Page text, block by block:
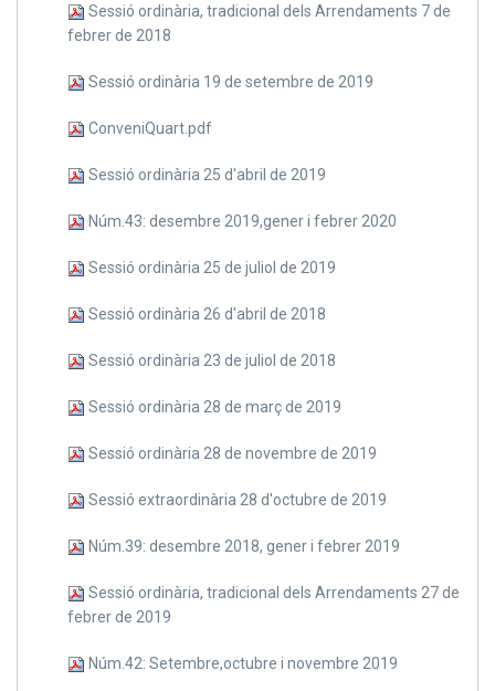
Sessió ordinària, tradicional dels Arrendaments 7 de
febrer de 2018
Sessió ordinària 19 de setembre de 2019
ConveniQuart.pdf
Sessió ordinària 25 d'abril de 2019
Núm.43: desembre 2019,gener i febrer 2020
Sessió ordinària 25 de juliol de 2019
Sessió ordinària 26 d'abril de 2018
Sessió ordinària 23 de juliol de 2018
Sessió ordinària 28 de març de 2019
Sessió ordinària 28 de novembre de 2019
Sessió extraordinària 28 d'octubre de 2019
Núm.39: desembre 2018, gener i febrer 2019
Sessió ordinària, tradicional dels Arrendaments 27 de
febrer de 2019
Núm.42: Setembre,octubre i novembre 2019